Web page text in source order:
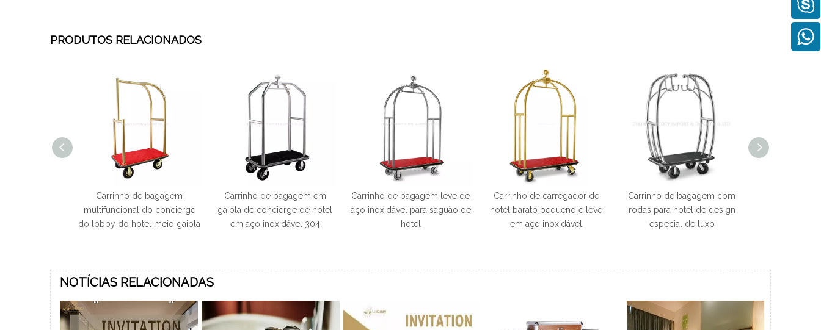
PRODUTOS RELACIONADOS
Carrinho de bagagem
multifuncional do concierge
do lobby do hotel meio gaiola
Carrinho de bagagem em
gaiola de concierge de hotel
em aço inoxidável 304
Carrinho de bagagem leve de
aço inoxidável para saguão de
hotel
Carrinho de carregador de
hotel barato pequeno e leve
em aço inoxidável
Carrinho de bagagem com
rodas para hotel de design
especial de luxo
NOTÍCIAS RELACIONADAS